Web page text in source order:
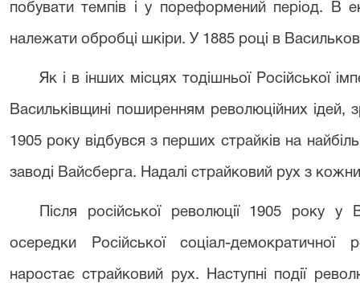
побувати темпів і у пореформений період. В
належати обробці шкіри. У 1885 році в
Як і в інших місцях тодішньої Російської
Васильківщині поширенням революційних ідей,
1905 року відбувся з перших страйків на
заводі Вайсберга. Надалі страйковий рух з
Після російської революції 1905 року у
осередки Російської соціал-
наростає страйковий рух. Наступні події